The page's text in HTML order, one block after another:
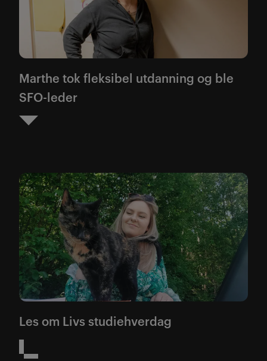
Marthe tok fleksibel utdanning og ble
SFO-leder
Les om Livs studiehverdag